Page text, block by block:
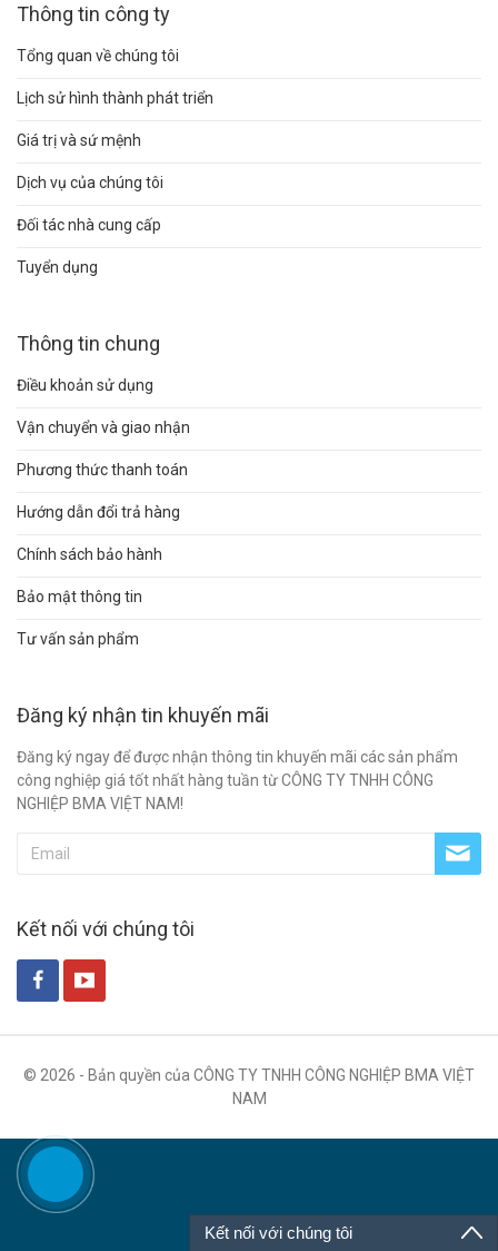
Thông tin công ty
Tổng quan về chúng tôi
Lịch sử hình thành phát triển
Giá trị và sứ mệnh
Dịch vụ của chúng tôi
Đối tác nhà cung cấp
Tuyển dụng
Thông tin chung
Điều khoản sử dụng
Vận chuyển và giao nhận
Phương thức thanh toán
Hướng dẫn đổi trả hàng
Chính sách bảo hành
Bảo mật thông tin
Tư vấn sản phẩm
Đăng ký nhận tin khuyến mãi
Đăng ký ngay để được nhận thông tin khuyến mãi các sản phẩm
công nghiệp giá tốt nhất hàng tuần từ CÔNG TY TNHH CÔNG
NGHIỆP BMA VIỆT NAM!
Kết nối với chúng tôi
© 2026 - Bản quyền của CÔNG TY TNHH CÔNG NGHIỆP BMA VIỆT
NAM
Kết nối với chúng tôi